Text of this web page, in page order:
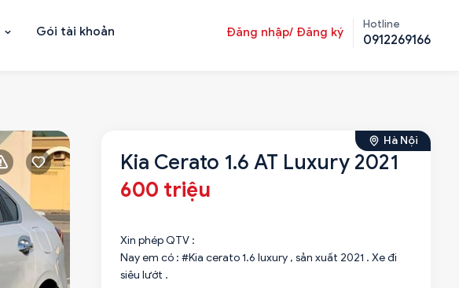
Gói tài khoản Đăng nhập/ Đăng ký
Hotline
0912269166
Hà Nội
Kia Cerato 1.6 AT Luxury 2021
600 triệu
Xin phép QTV :
Nay em có : #Kia cerato 1.6 luxury , sản xuất 2021 . Xe đi
siêu lướt .